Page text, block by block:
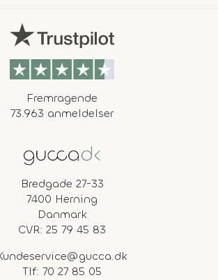
Fremragende
73.963 anmeldelser
Bredgade 27-33
7400 Herning
Danmark
CVR: 25 79 45 83
Tlf: 70 27 85 05